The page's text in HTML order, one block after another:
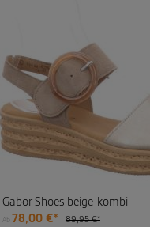
Gabor Shoes beige-kombi
Ab 78,00 €* 89,95 €*